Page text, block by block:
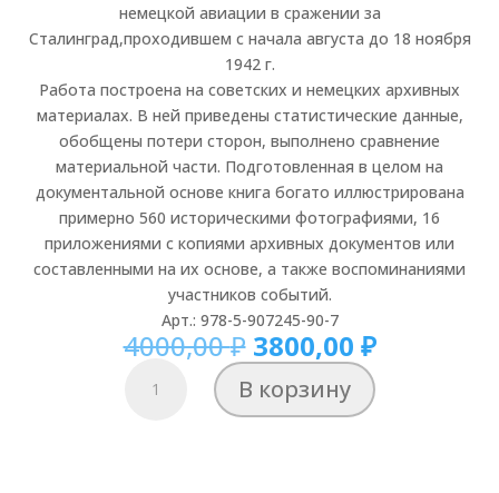
немецкой авиации в сражении за
Сталинград,проходившем с начала августа до 18 ноября
1942 г.
Работа построена на советских и немецких архивных
материалах. В ней приведены статистические данные,
обобщены потери сторон, выполнено сравнение
материальной части. Подготовленная в целом на
документальной основе книга богато иллюстрирована
примерно 560 историческими фотографиями, 16
приложениями с копиями архивных документов или
составленными на их основе, а также воспоминаниями
участников событий.
Арт.: 978-5-907245-90-7
4000,00₽ Первоначальная
цена
составляла
4000,00 ₽.
3800,00 ₽Текущая
3800,00
товара
В корзину